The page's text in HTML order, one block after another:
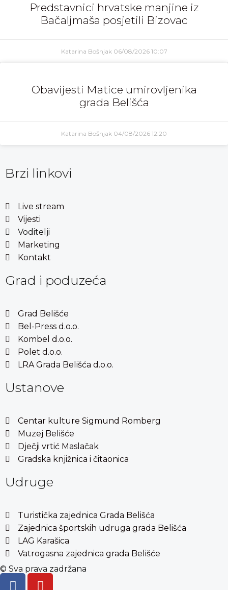
Predstavnici hrvatske manjine iz
Bačaljmaša posjetili Bizovac
Katarina Bošnjak 06/08/2026 10:07
Obavijesti Matice umirovljenika
grada Belišća
Katarina Bošnjak 04/08/2026 12:20
Brzi linkovi
Live stream
Vijesti
Voditelji
Marketing
Kontakt
Grad i poduzeća
Grad Belišće
Bel-Press d.o.o.
Kombel d.o.o.
Polet d.o.o.
LRA Grada Belišća d.o.o.
Ustanove
Centar kulture Sigmund Romberg
Muzej Belišće
Dječji vrtić Maslačak
Gradska knjižnica i čitaonica
Udruge
Turistička zajednica Grada Belišća
Zajednica športskih udruga grada Belišća
LAG Karašica
Vatrogasna zajednica grada Belišće
© Sva prava zadržana